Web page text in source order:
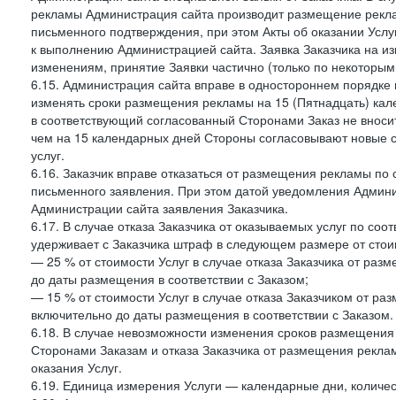
рекламы Администрация сайта производит размещение
письменного подтверждения, при этом Акты об оказании
к выполнению Администрацией сайта. Заявка Заказчика на
изменениям, принятие Заявки частично (только по
6.15. Администрация сайта вправе в одностороннем
изменять сроки размещения рекламы на 15 (Пятнадцать)
в соответствующий согласованный Сторонами Заказ не
чем на 15 календарных дней Стороны согласовывают новые
услуг.
6.16. Заказчик вправе отказаться от размещения рекламы
письменного заявления. При этом датой уведомления
Администрации сайта заявления Заказчика.
6.17. В случае отказа Заказчика от оказываемых услуг по
удерживает с Заказчика штраф в следующем размере от
— 25 % от стоимости Услуг в случае отказа Заказчика от
до даты размещения в соответствии с Заказом;
— 15 % от стоимости Услуг в случае отказа Заказчиком от
включительно до даты размещения в соответствии с Заказом.
6.18. В случае невозможности изменения сроков
Сторонами Заказам и отказа Заказчика от размещения
оказания Услуг.
6.19. Единица измерения Услуги — календарные дни,